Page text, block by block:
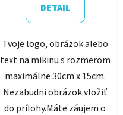
DETAIL
Tvoje logo, obrázok alebo
text na mikinu s rozmerom
maximálne 30cm x 15cm.
Nezabudni obrázok vložiť
do prílohy.Máte záujem o